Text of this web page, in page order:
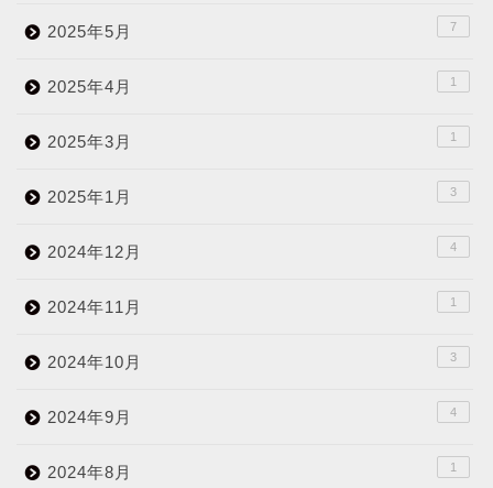
2025年5月 7
2025年4月 1
2025年3月 1
2025年1月 3
2024年12月 4
2024年11月 1
2024年10月 3
2024年9月 4
2024年8月 1